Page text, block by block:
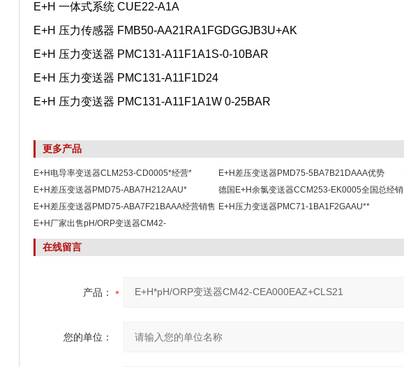
E+H 一体式系统 CUE22-A1A
E+H 压力传感器 FMB50-AA21RA1FGDGGJB3U+AK
E+H 压力变送器 PMC131-A11F1A1S-0-10BAR
E+H 压力变送器 PMC131-A11F1D24
E+H 压力变送器 PMC131-A11F1A1W 0-25BAR
更多产品
E+H电导率变送器CLM253-CD0005*经营* E+H差压变送器PMD75-5BA7B21DAAA优势
E+H差压变送器PMD75-ABA7H212AAU*
德国E+H余氯变送器CCM253-EK0005全国总经销
E+H差压变送器PMD75-ABA7F21BAAA经营销售 E+H压力变送器PMC71-1BA1F2GAAU**
E+H厂家出售pH/ORP变送器CM42-
MAA010EAE00
在线留言
产品：
您的单位：